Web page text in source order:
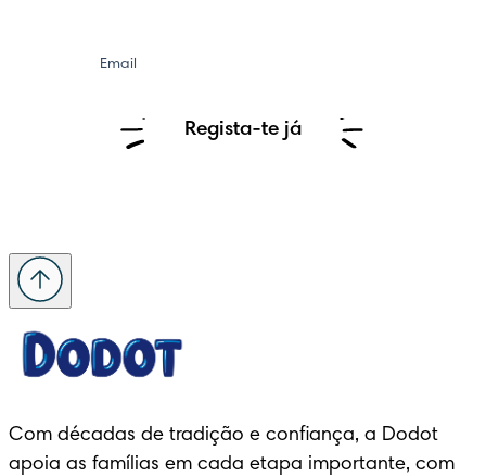
Email
Regista-te já
Com décadas de tradição e confiança, a Dodot
apoia as famílias em cada etapa importante, com